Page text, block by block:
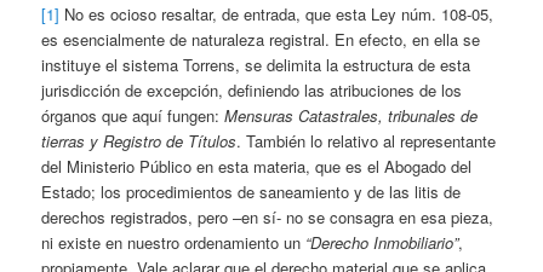
[1] No es ocioso resaltar, de entrada, que esta Ley núm. 108-05,
es esencialmente de naturaleza registral. En efecto, en ella se
instituye el sistema Torrens, se delimita la estructura de esta
jurisdicción de excepción, definiendo las atribuciones de los
órganos que aquí fungen:Mensuras Catastrales, tribunales de
tierras y Registro de Títulos. También lo relativo al representante
del Ministerio Público en esta materia, que es el Abogado del
Estado; los procedimientos de saneamiento y de las litis de
derechos registrados, pero –en sí- no se consagra en esa pieza,
ni existe en nuestro ordenamiento un “Derecho Inmobiliario”,
propiamente. Vale aclarar que el derecho material que se aplica